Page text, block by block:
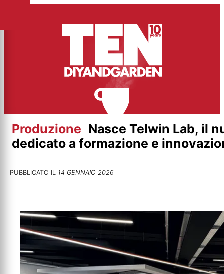
contenuto
Produzione Nasce Telwin Lab, il
dedicato a formazione e
PUBBLICATO IL 14 GENNAIO 2026